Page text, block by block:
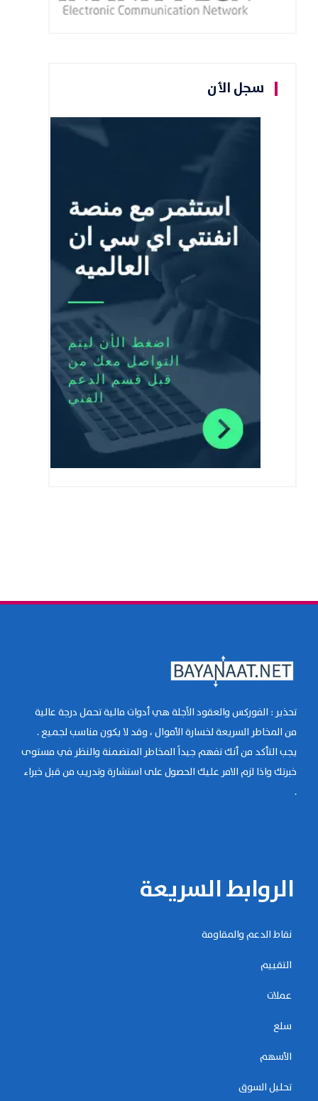
سجل الأن
تحذير : الفوركس والعقود الآجلة هي أدوات مالية تحمل درجة عالية
من المخاطر السريعة لخسارة الأموال ، وقد لا يكون مناسب لجميع .
يجب التأكد من أنك تفهم جيداً المخاطر المتضمنة والنظر في مستوى
خبرتك واذا لزم الامر عليك الحصول على استشارة وتدريب من قبل خبراء
.
الروابط السريعة
نقاط الدعم والمقاومة
التقييم
عملات
سلع
الأسهم
تحليل السوق